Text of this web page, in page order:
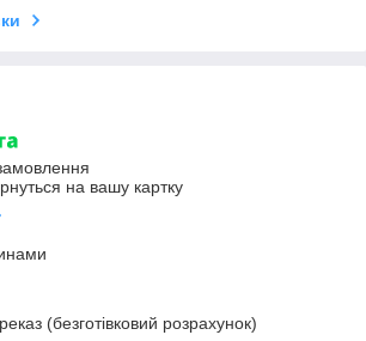
на вашу картку
(безготівковий розрахунок)